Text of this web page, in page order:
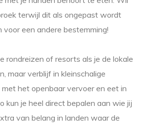
terwijl dit als ongepast wordt
voor een andere bestemming!
rondreizen of resorts als je de lokale
maar verblijf in kleinschalige
het openbaar vervoer en eet in
kun je heel direct bepalen aan wie jij
van belang in landen waar de